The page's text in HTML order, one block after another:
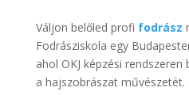
Váljon belőled profi fodrász
Fodrásziskola egy
ahol OKJ képzési
a hajszobrászat művészetét.